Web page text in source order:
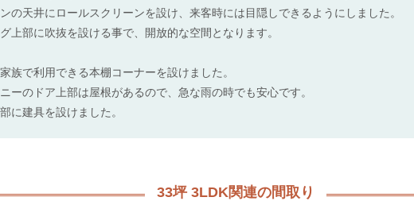
ンの天井にロールスクリーンを設け、来客時には目隠しできるようにしました。
グ上部に吹抜を設ける事で、開放的な空間となります。
家族で利用できる本棚コーナーを設けました。
ニーのドア上部は屋根があるので、急な雨の時でも安心です。
に建具を設けました。
33坪 3LDK関連の間取り